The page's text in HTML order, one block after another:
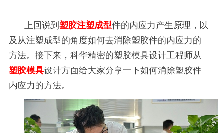
上回说到 塑胶注塑成型件的内应力产生原理，以
及从注塑成型的角度如何去消除塑胶件的内应力的
方法。接下来，科华精密的塑胶模具设计工程师从
塑胶模具设计方面给大家分享一下如何消除塑胶件
内应力的方法。